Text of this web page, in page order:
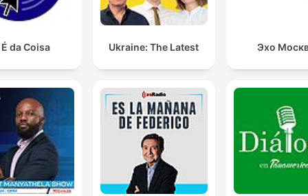
É da Coisa Ukraine: The Latest Эхо